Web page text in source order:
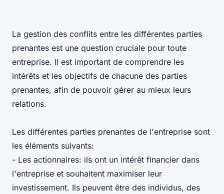
La gestion des conflits entre les différentes parties
prenantes est une question cruciale pour toute
entreprise. Il est important de comprendre les
intérêts et les objectifs de chacune des parties
prenantes, afin de pouvoir gérer au mieux leurs
relations.
Les différentes parties prenantes de l'entreprise sont
les éléments suivants:
- Les actionnaires: ils ont un intérêt financier dans
l'entreprise et souhaitent maximiser leur
investissement. Ils peuvent être des individus, des